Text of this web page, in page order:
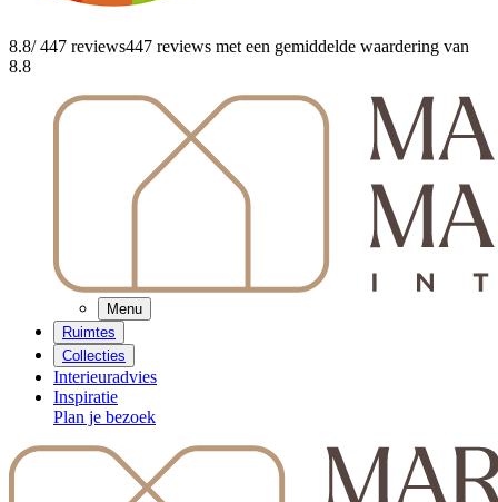
8.8/ 447 reviews447 reviews met een gemiddelde waardering van
8.8
Menu
Ruimtes
Collecties
Interieuradvies
Inspiratie
Plan je bezoek